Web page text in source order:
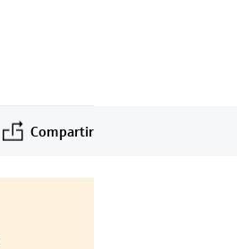
Compartir